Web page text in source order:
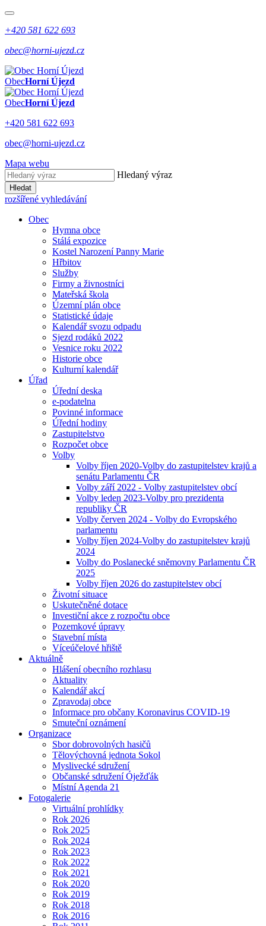
+420 581 622 693
obec@horni-ujezd.cz
ObecHorní Újezd
ObecHorní Újezd
+420 581 622 693
obec@horni-ujezd.cz
Mapa webu
Hledaný výraz
Hledat
rozšířené vyhledávání
Obec
Hymna obce
Stálá expozice
Kostel Narození Panny Marie
Hřbitov
Služby
Firmy a živnostníci
Mateřská škola
Územní plán obce
Statistické údaje
Kalendář svozu odpadu
Sjezd rodáků 2022
Vesnice roku 2022
Historie obce
Kulturní kalendář
Úřad
Úřední deska
e-podatelna
Povinné informace
Úřední hodiny
Zastupitelstvo
Rozpočet obce
Volby
Volby říjen 2020-Volby do zastupitelstev krajů a
senátu Parlamentu ČR
Volby září 2022 - Volby zastupitelstev obcí
Volby leden 2023-Volby pro prezidenta
republiky ČR
Volby červen 2024 - Volby do Evropského
parlamentu
Volby říjen 2024-Volby do zastupitelstev krajů
2024
Volby do Poslanecké sněmovny Parlamentu ČR
2025
Volby říjen 2026 do zastupitelstev obcí
Životní situace
Uskutečněné dotace
Investiční akce z rozpočtu obce
Pozemkové úpravy
Stavební místa
Víceúčelové hřiště
Aktuálně
Hlášení obecního rozhlasu
Aktuality
Kalendář akcí
Zpravodaj obce
Informace pro občany Koronavirus COVID-19
Smuteční oznámení
Organizace
Sbor dobrovolných hasičů
Tělovýchovná jednota Sokol
Myslivecké sdružení
Občanské sdružení Óježďák
Místní Agenda 21
Fotogalerie
Virtuální prohlídky
Rok 2026
Rok 2025
Rok 2024
Rok 2023
Rok 2022
Rok 2021
Rok 2020
Rok 2019
Rok 2018
Rok 2016